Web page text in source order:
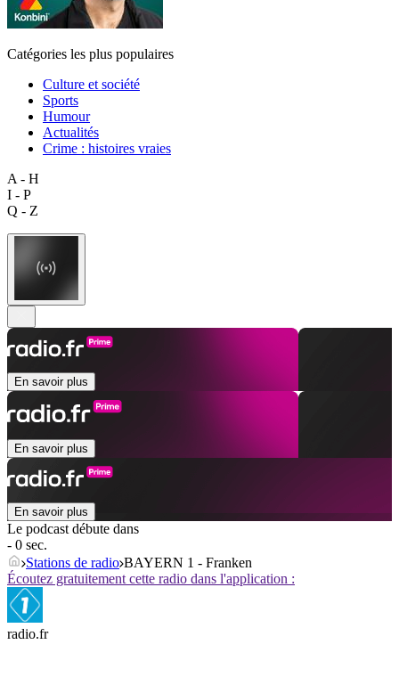
Catégories les plus populaires
Culture et société
Sports
Humour
Actualités
Crime : histoires vraies
A - H
I - P
Q - Z
En savoir plus
En savoir plus
En savoir plus
Le podcast débute dans
- 0 sec.
Stations de radio BAYERN 1 - Franken
Écoutez gratuitement cette radio dans l'application :
radio.fr